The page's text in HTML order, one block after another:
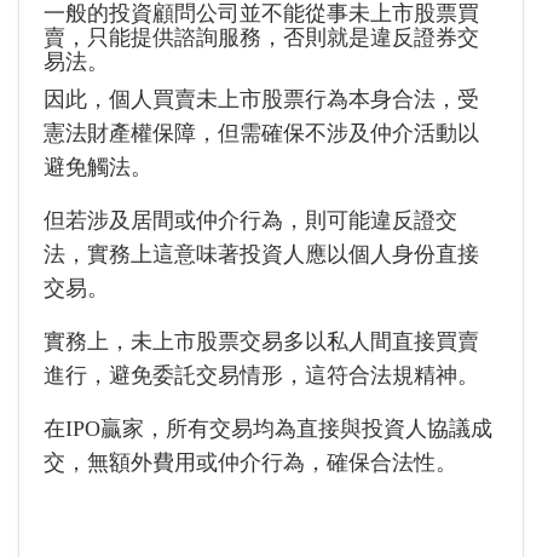
一般的投資顧問公司並不能從事未上市股票買
賣，只能提供諮詢服務，否則就是違反證券交
易法。
因此，個人買賣未上市股票行為本身合法，受
憲法財產權保障，但需確保不涉及仲介活動以
避免觸法。
但若涉及居間或仲介行為，則可能違反證交
法，實務上這意味著投資人應以個人身份直接
交易。
實務上，未上市股票交易多以私人間直接買賣
進行，避免委託交易情形，這符合法規精神。
在IPO贏家，所有交易均為直接與投資人協議成
交，無額外費用或仲介行為，確保合法性。